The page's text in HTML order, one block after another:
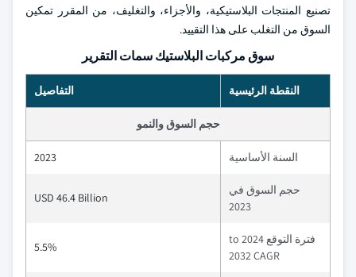
تصنيع المنتجات البلاستيكية، والأجزاء، والتغليف، من المقرر تمكين
السوق من التغلب على هذا التقييد.
سوق مركبات البلاستيك سمات التقرير
النقطة الرئيسية التفاصيل
حجم السوق والنمو
السنة الأساسية 2023
حجم السوق في
2023
USD 46.4 Billion
فترة التوقع 2024 to
2032 CAGR
5.5%